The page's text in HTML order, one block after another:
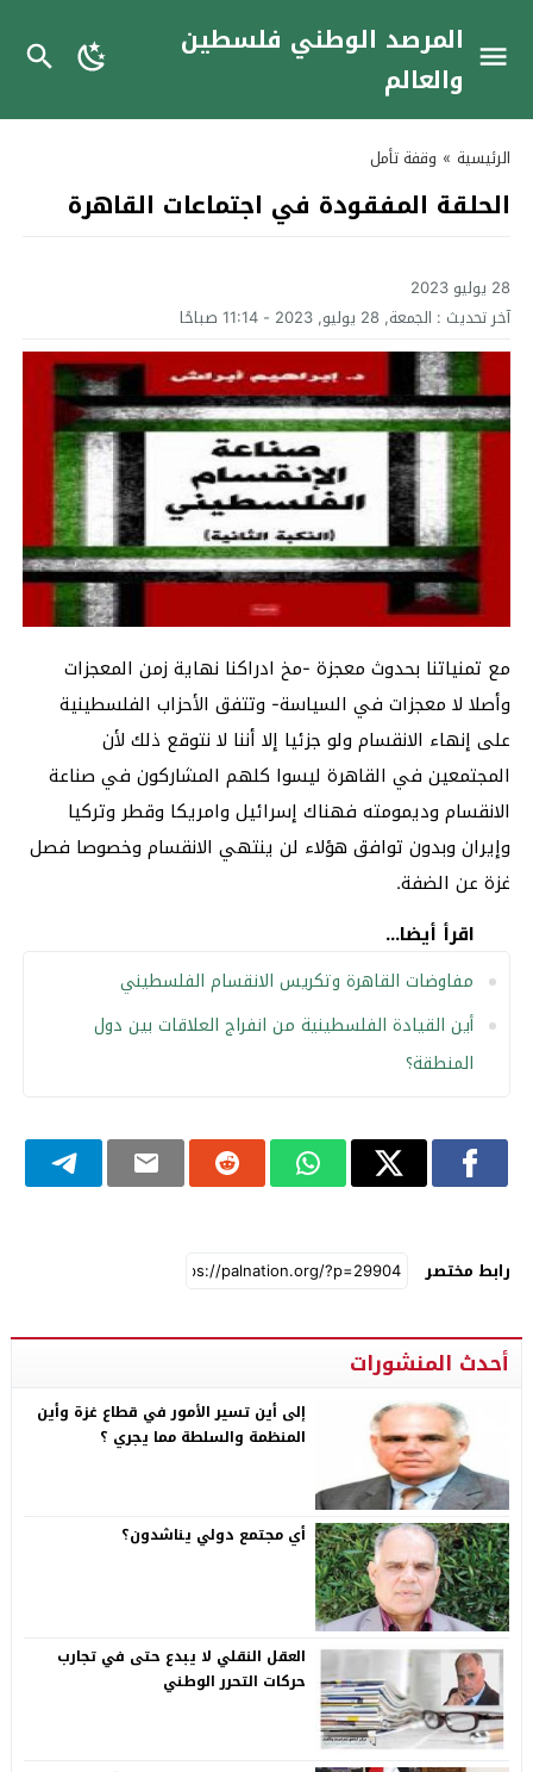
المرصد الوطني فلسطين
والعالم
الرئيسية » وقفة تأمل
الحلقة المفقودة في اجتماعات القاهرة
28 يوليو 2023
آخر تحديث : الجمعة, 28 يوليو, 2023 - 11:14 صباحًا
مع تمنياتنا بحدوث معجزة -مخ ادراكنا نهاية زمن المعجزات
وأصلا لا معجزات في السياسة- وتتفق الأحزاب الفلسطينية
على إنهاء الانقسام ولو جزئيا إلا أننا لا نتوقع ذلك لأن
المجتمعين في القاهرة ليسوا كلهم المشاركون في صناعة
الانقسام وديمومته فهناك إسرائيل وامريكا وقطر وتركيا
وإيران وبدون توافق هؤلاء لن ينتهي الانقسام وخصوصا فصل
غزة عن الضفة.
اقرأ أيضا...
مفاوضات القاهرة وتكريس الانقسام الفلسطيني
أين القيادة الفلسطينية من انفراج العلاقات بين دول
المنطقة؟
رابط مختصر
أحدث المنشورات
إلى أين تسير الأمور في قطاع غزة وأين
المنظمة والسلطة مما يجري ؟
أي مجتمع دولي يناشدون؟
العقل النقلي لا يبدع حتى في تجارب
حركات التحرر الوطني